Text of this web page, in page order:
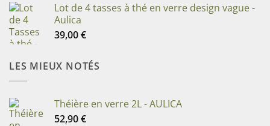
Lot de 4 tasses à thé en verre design vague -
Aulica
39,00€
LES MIEUX NOTÉS
Théière en verre 2L - AULICA
52,90€